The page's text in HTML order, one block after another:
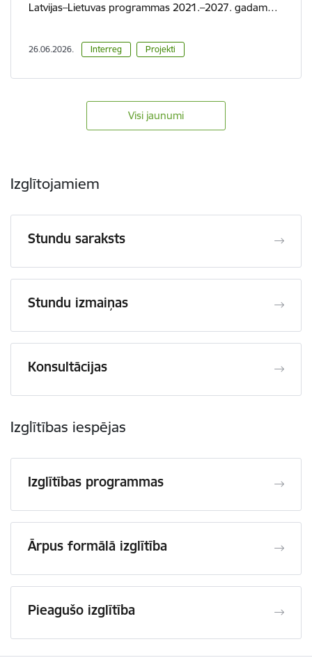
Latvijas–Lietuvas programmas 2021.–2027. gadam…
26.06.2026. Interreg Projekti
Visi jaunumi
Izglītojamiem
Stundu saraksts
Stundu izmaiņas
Konsultācijas
Izglītības iespējas
Izglītības programmas
Ārpus formālā izglītība
Pieagušo izglītība